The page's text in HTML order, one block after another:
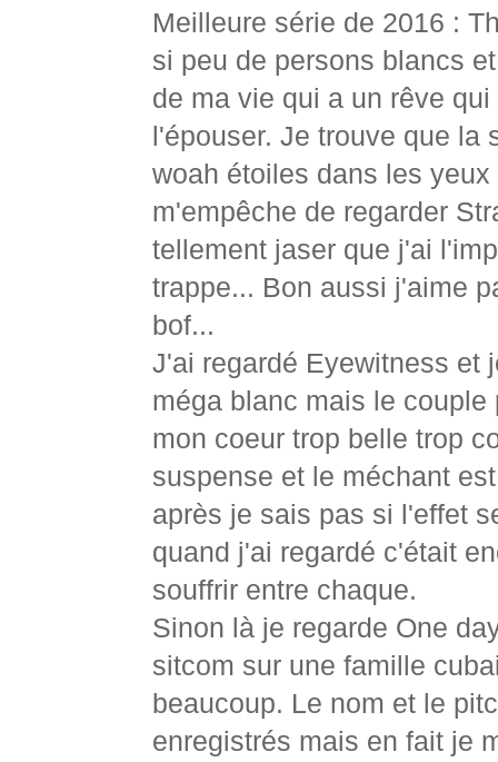
Meilleure série de 2016 :
si peu de persons blancs
de ma vie qui a un rêve
l'épouser. Je trouve que
woah étoiles dans les
m'empêche de regarder
tellement jaser que j'ai
trappe... Bon aussi j'aime
bof...
J'ai regardé Eyewitness et
méga blanc mais le
mon coeur trop belle trop
suspense et le méchant
après je sais pas si l'effet
quand j'ai regardé c'était
souffrir entre chaque.
Sinon là je regarde One
sitcom sur une famille
beaucoup. Le nom et le
enregistrés mais en fait je